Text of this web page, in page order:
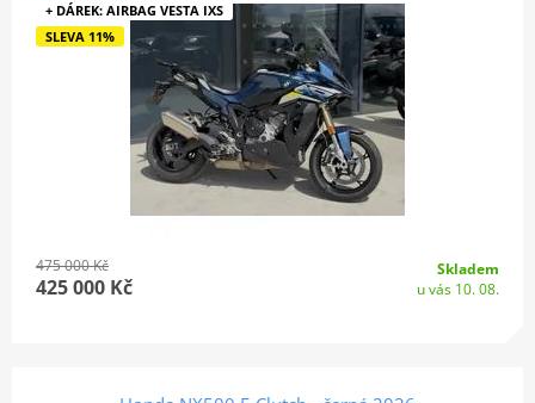
+ DÁREK: AIRBAG VESTA IXS
SLEVA 11%
475 000 Kč
425 000 Kč
Skladem
u vás 10. 08.